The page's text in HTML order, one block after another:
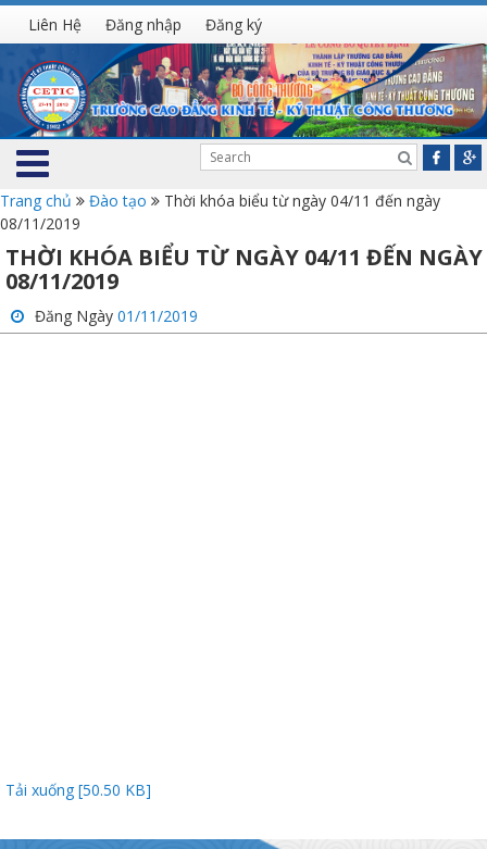
Liên Hệ Đăng nhập Đăng ký
Trang chủ Đào tạo
Thời khóa biểu từ ngày 04/11 đến ngày
08/11/2019
THỜI KHÓA BIỂU TỪ NGÀY 04/11 ĐẾN NGÀY
08/11/2019
Đăng Ngày 01/11/2019
Tải xuống [50.50 KB]